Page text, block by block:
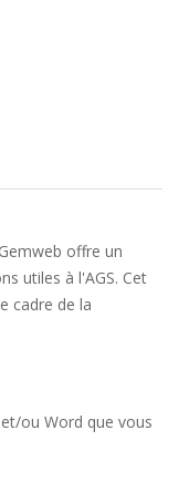
offre un
utiles à l'AGS. Cet
cadre de la
ou Word que vous